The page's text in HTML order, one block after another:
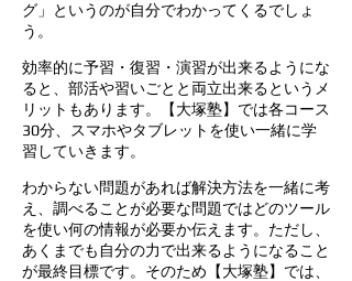
グ」というのが自分でわかってくるでしょ
う。
効率的に予習・復習・演習が出来るようにな
ると、部活や習いごとと両立出来るというメ
リットもあります。【大塚塾】では各コース
30分、スマホやタブレットを使い一緒に学
習していきます。
わからない問題があれば解決方法を一緒に考
え、調べることが必要な問題ではどのツール
を使い何の情報が必要か伝えます。ただし、
あくまでも自分の力で出来るようになること
が最終目標です。そのため【大塚塾】では、